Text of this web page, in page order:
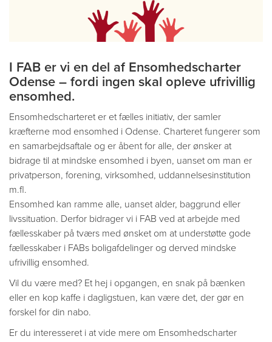
I FAB er vi en del af Ensomhedscharter
Odense – fordi ingen skal opleve ufrivillig
ensomhed.
Ensomhedscharteret er et fælles initiativ, der samler
kræfterne mod ensomhed i Odense. Charteret fungerer som
en samarbejdsaftale og er åbent for alle, der ønsker at
bidrage til at mindske ensomhed i byen, uanset om man er
privatperson, forening, virksomhed, uddannelsesinstitution
m.fl.
Ensomhed kan ramme alle, uanset alder, baggrund eller
livssituation. Derfor bidrager vi i FAB ved at arbejde med
fællesskaber på tværs med ønsket om at understøtte gode
fællesskaber i FABs boligafdelinger og derved mindske
ufrivillig ensomhed.
Vil du være med? Et hej i opgangen, en snak på bænken
eller en kop kaffe i dagligstuen, kan være det, der gør en
forskel for din nabo.
Er du interesseret i at vide mere om Ensomhedscharter